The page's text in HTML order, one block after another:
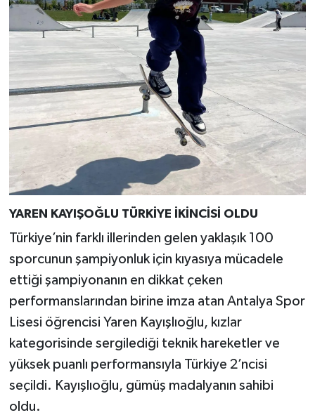
YAREN KAYIŞOĞLU TÜRKİYE İKİNCİSİ OLDU
Türkiye’nin farklı illerinden gelen yaklaşık 100
sporcunun şampiyonluk için kıyasıya mücadele
ettiği şampiyonanın en dikkat çeken
performanslarından birine imza atan Antalya Spor
Lisesi öğrencisi Yaren Kayışlıoğlu, kızlar
kategorisinde sergilediği teknik hareketler ve
yüksek puanlı performansıyla Türkiye 2’ncisi
seçildi. Kayışlıoğlu, gümüş madalyanın sahibi
oldu.